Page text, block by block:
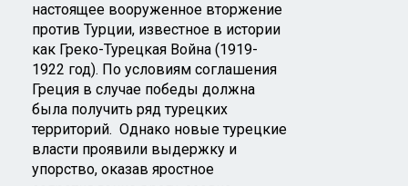
настоящее вооруженное вторжение
против Турции, известное в истории
как Греко-Турецкая Война (1919-
1922 год). По условиям соглашения
Греция в случае победы должна
была получить ряд турецких
территорий. Однако новые турецкие
власти проявили выдержку и
упорство, оказав яростное